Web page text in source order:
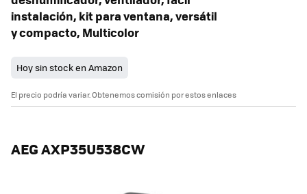
instalación, kit para ventana, versátil
y compacto, Multicolor
Hoy sin stock en Amazon
El precio podría variar. Obtenemos comisión por estos enlaces
AEG AXP35U538CW